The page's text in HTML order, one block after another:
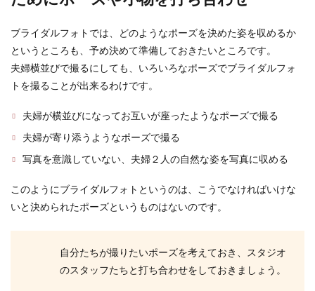
プロフィールムービーを自作するコツ
とおしゃれに見せる工夫
プロフィールムービーは機材さえあれば自作する
婚姻届の証人を親以外に頼みたい！選
び方やマナーと注意点
婚姻届の証人を親以外にお願いしたいというカッ
ブライダルフォトでは、どのようなポーズを決めた姿を収めるか
というところも、予め決めて準備しておきたいところです。
夫婦横並びで撮るにしても、いろいろなポーズでブライダルフォ
トを撮ることが出来るわけです。
夫婦が横並びになってお互いが座ったようなポーズで撮る
夫婦が寄り添うようなポーズで撮る
写真を意識していない、夫婦２人の自然な姿を写真に収める
このようにブライダルフォトというのは、こうでなければいけな
いと決められたポーズというものはないのです。
自分たちが撮りたいポーズを考えておき、スタジオ
のスタッフたちと打ち合わせをしておきましょう。